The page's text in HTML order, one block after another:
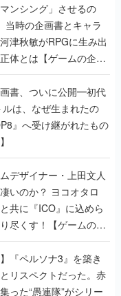
ンシング」させるの
当時の企画書とキャラ
津秋敏がRPGに生み出
体とは【ゲームの企画
画書、ついに公開━初代
は、なぜ生まれたの
』へ受け継がれたもの
デザイナー・上田文人
いのか？ ヨコオタロ
共に『ICO』に込めら
尽くす！【ゲームの企
『ペルソナ3』を築き
リスペクトだった。赤
った“愚連隊”がシリー